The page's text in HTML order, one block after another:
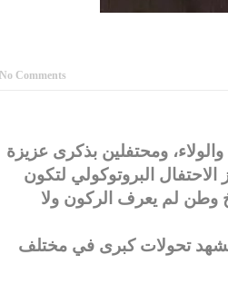
No Comments
ومحتفلين بذكرى عزيزة
البروتوكولي لتكون
وطن لم يعرف الركون ولا
الثاني عرش المملكة عام 1999، والأردن يشهد تحولات كبرى في مختلف